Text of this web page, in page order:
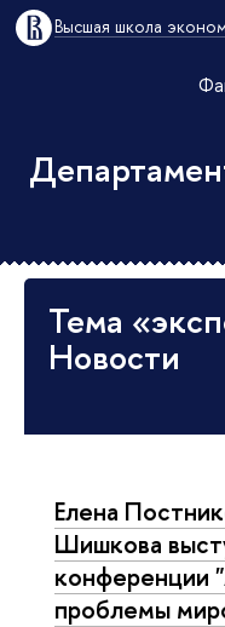
Высшая школа
Тема
Новости
Елена
Шишкова
конференции
проблемы